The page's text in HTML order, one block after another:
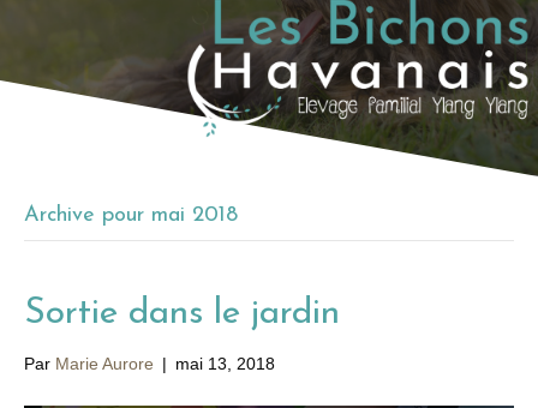
Archive pour mai 2018
Sortie dans le jardin
Par Marie Aurore | mai 13, 2018